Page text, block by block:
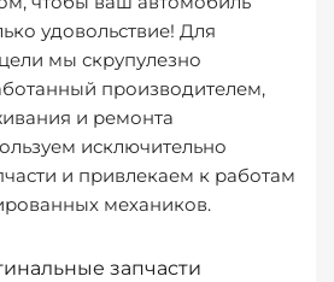
удовольствие! Для
мы скрупулезно
производителем,
и ремонта
исключительно
и привлекаем к работам
механиков.
запчасти